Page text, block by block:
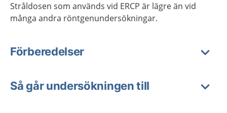
Stråldosen som används vid ERCP är lägre än vid
många andra röntgenundersökningar.
Förberedelser
Så går undersökningen till